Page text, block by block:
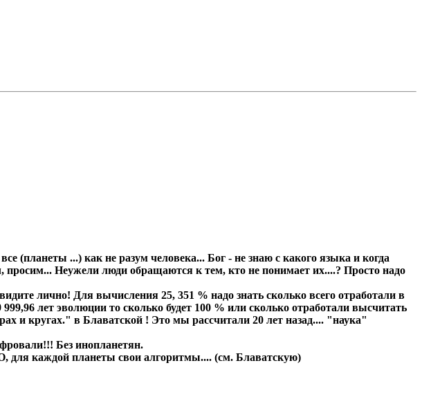
(планеты ...) как не разум человека... Бог - не знаю с какого языка и когда
Неужели люди обращаются к тем, кто не понимает их....? Просто надо
лично! Для вычисления 25, 351 % надо знать сколько всего отработали в
лет эволюции то сколько будет 100 % или сколько отработали высчитать
и кругах." в Блаватской ! Это мы рассчитали 20 лет назад.... "наука"
Без инопланетян.
планеты свои алгоритмы.... (см. Блаватскую)